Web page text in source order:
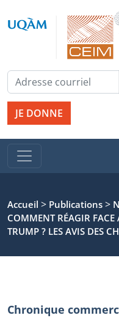
JE DONNE
Accueil > Publications >
COMMENT RÉAGIR
TRUMP ? LES AVIS DES
Chronique